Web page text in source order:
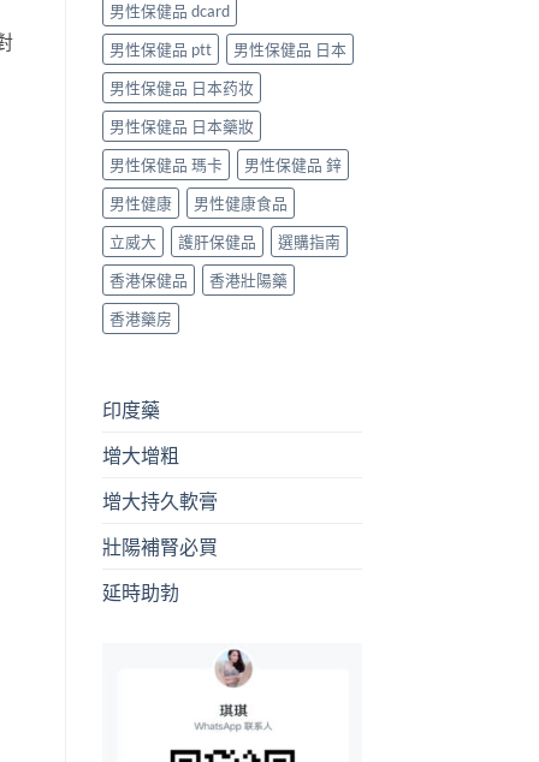
男性保健品 dcard
男性保健品 ptt
男性保健品 日本
男性保健品 日本药妆
男性保健品 日本藥妝
男性保健品 瑪卡
男性保健品 鋅
男性健康
男性健康食品
立威大
護肝保健品
選購指南
香港保健品
香港壯陽藥
香港藥房
印度藥
增大增粗
增大持久軟膏
壯陽補腎必買
延時助勃